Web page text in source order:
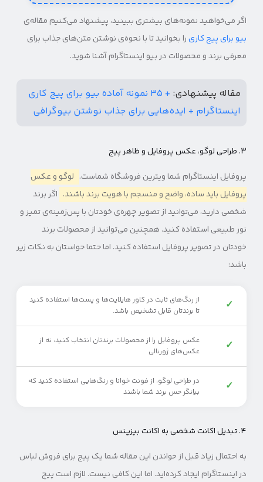
اگر می‌خواهید نمونه‌های بیشتری ببینید، پیشنهاد می‌کنیم مقاله‌ی
بیو برای پیج کاریرا بخوانید تا با نحوه‌ی نوشتن متن‌های جذاب برای
معرفی برند و محصولات در بیو اینستاگرام آشنا شوید.
مقاله پیشنهادی:
+ ۳۵ نمونه آماده بیو برای پیج کاری
اینستاگرام‌ + ایده‌هایی برای جذاب نوشتن بیوگرافی
پروفایل اینستاگرام شما ویترین فروشگاه شماست. لوگو و عکس
پروفایل باید ساده، واضح و منسجم با هویت برند باشند. اگر برند
شخصی دارید، می‌توانید از تصویر چهره‌ی خودتان با پس‌زمینه‌ی تمیز و
نور طبیعی استفاده کنید. همچنین می‌توانید از محصولات برند
خودتان در تصویر پروفایل استفاده کنید. اما حتما حواستان به نکات زیر
باشد:
✓
از رنگ‌های ثابت در کاور هایلایت‌ها و پست‌ها استفاده کنید
تا برندتان قابل تشخیص باشد.
✓
عکس پروفایل را از محصولات برندتان انتخاب کنید، نه از
عکس‌های ژورنالی
✓
در طراحی لوگو، از فونت خوانا و رنگ‌هایی استفاده کنید که
بیانگر حس برند شما باشند
به احتمال زیاد قبل از خواندن این مقاله شما یک پیج برای فروش لباس
در اینستاگرام ایجاد کرده‌اید. اما این کافی نیست. لازم است پیج